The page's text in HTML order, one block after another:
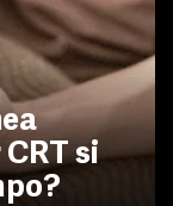
si